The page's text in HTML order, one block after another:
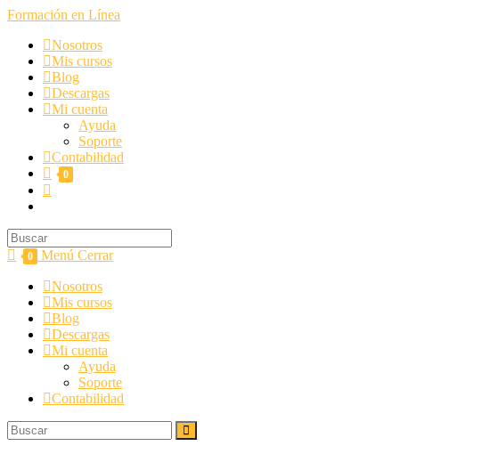
Formación en Línea
Nosotros
Mis cursos
Blog
Descargas
Mi cuenta
Ayuda
Soporte
Contabilidad
0
0 Menú Cerrar
Nosotros
Mis cursos
Blog
Descargas
Mi cuenta
Ayuda
Soporte
Contabilidad